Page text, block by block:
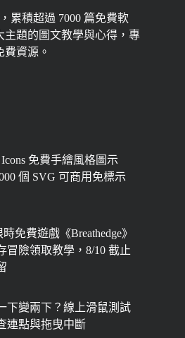
累積超過 7000 篇免費軟
主題的圖文教學與心得，專
資源。
免費手繪風格圖示
個 SVG 可商用免標示
時免費遊戲《Breathedge》
冒險領取教學，8/10 截止
下變兩下？線上滑鼠測試
連點與拖曳中斷